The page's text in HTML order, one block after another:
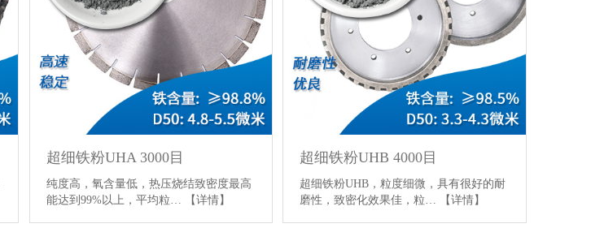
超细铁粉UHA 3000目
纯度高，氧含量低，热压烧结致密度最高
能达到99%以上，平均粒…
【详情】
超细铁粉UHB 4000目
超细铁粉UHB，粒度细微，具有很好的耐
磨性，致密化效果佳，粒…
【详情】